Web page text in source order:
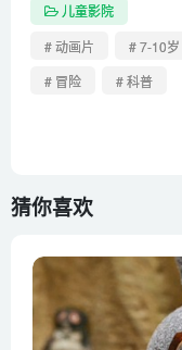
儿童影院
# 动画片
# 7-10岁
# 冒险
# 科普
猜你喜欢